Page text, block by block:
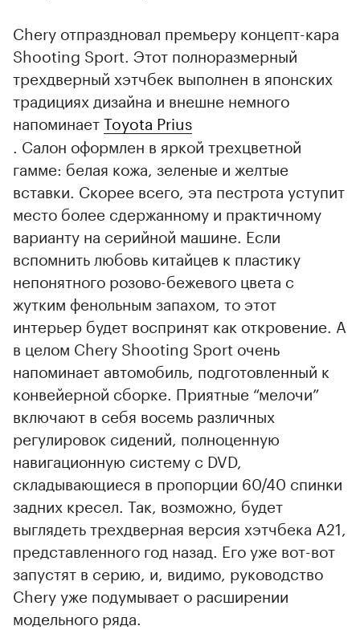
Chery отпраздновал премьеру концепт-кара
Shooting Sport. Этот полноразмерный
трехдверный хэтчбек выполнен в японских
традициях дизайна и внешне немного
напоминаетToyota Prius
. Салон оформлен в яркой трехцветной
гамме: белая кожа, зеленые и желтые
вставки. Скорее всего, эта пестрота уступит
место более сдержанному и практичному
варианту на серийной машине. Если
вспомнить любовь китайцев к пластику
непонятного розово-бежевого цвета с
жутким фенольным запахом, то этот
интерьер будет воспринят как откровение. А
в целом Chery Shooting Sport очень
напоминает автомобиль, подготовленный к
конвейерной сборке. Приятные “мелочи”
включают в себя восемь различных
регулировок сидений, полноценную
навигационную систему с DVD,
складывающиеся в пропорции 60/40 спинки
задних кресел. Так, возможно, будет
выглядеть трехдверная версия хэтчбека A21,
представленного год назад. Его уже вот-вот
запустят в серию, и, видимо, руководство
Chery уже подумывает о расширении
модельного ряда.